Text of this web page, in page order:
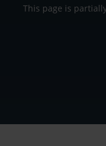
This page is